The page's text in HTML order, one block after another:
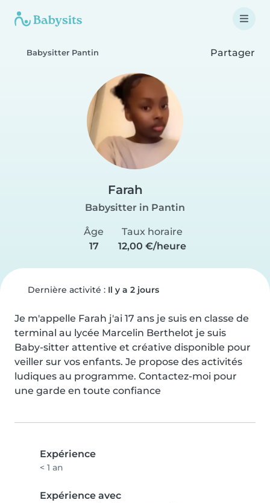
Babysitter Pantin Partager
Farah
Babysitter in Pantin
Âge
17
Taux horaire
12,00 €/heure
Dernière activité : Il y a 2 jours
Je m'appelle Farah j'ai 17 ans je suis en classe de
terminal au lycée Marcelin Berthelot je suis
Baby-sitter attentive et créative disponible pour
veiller sur vos enfants. Je propose des activités
ludiques au programme. Contactez-moi pour
une garde en toute confiance
Expérience
< 1 an
Expérience avec